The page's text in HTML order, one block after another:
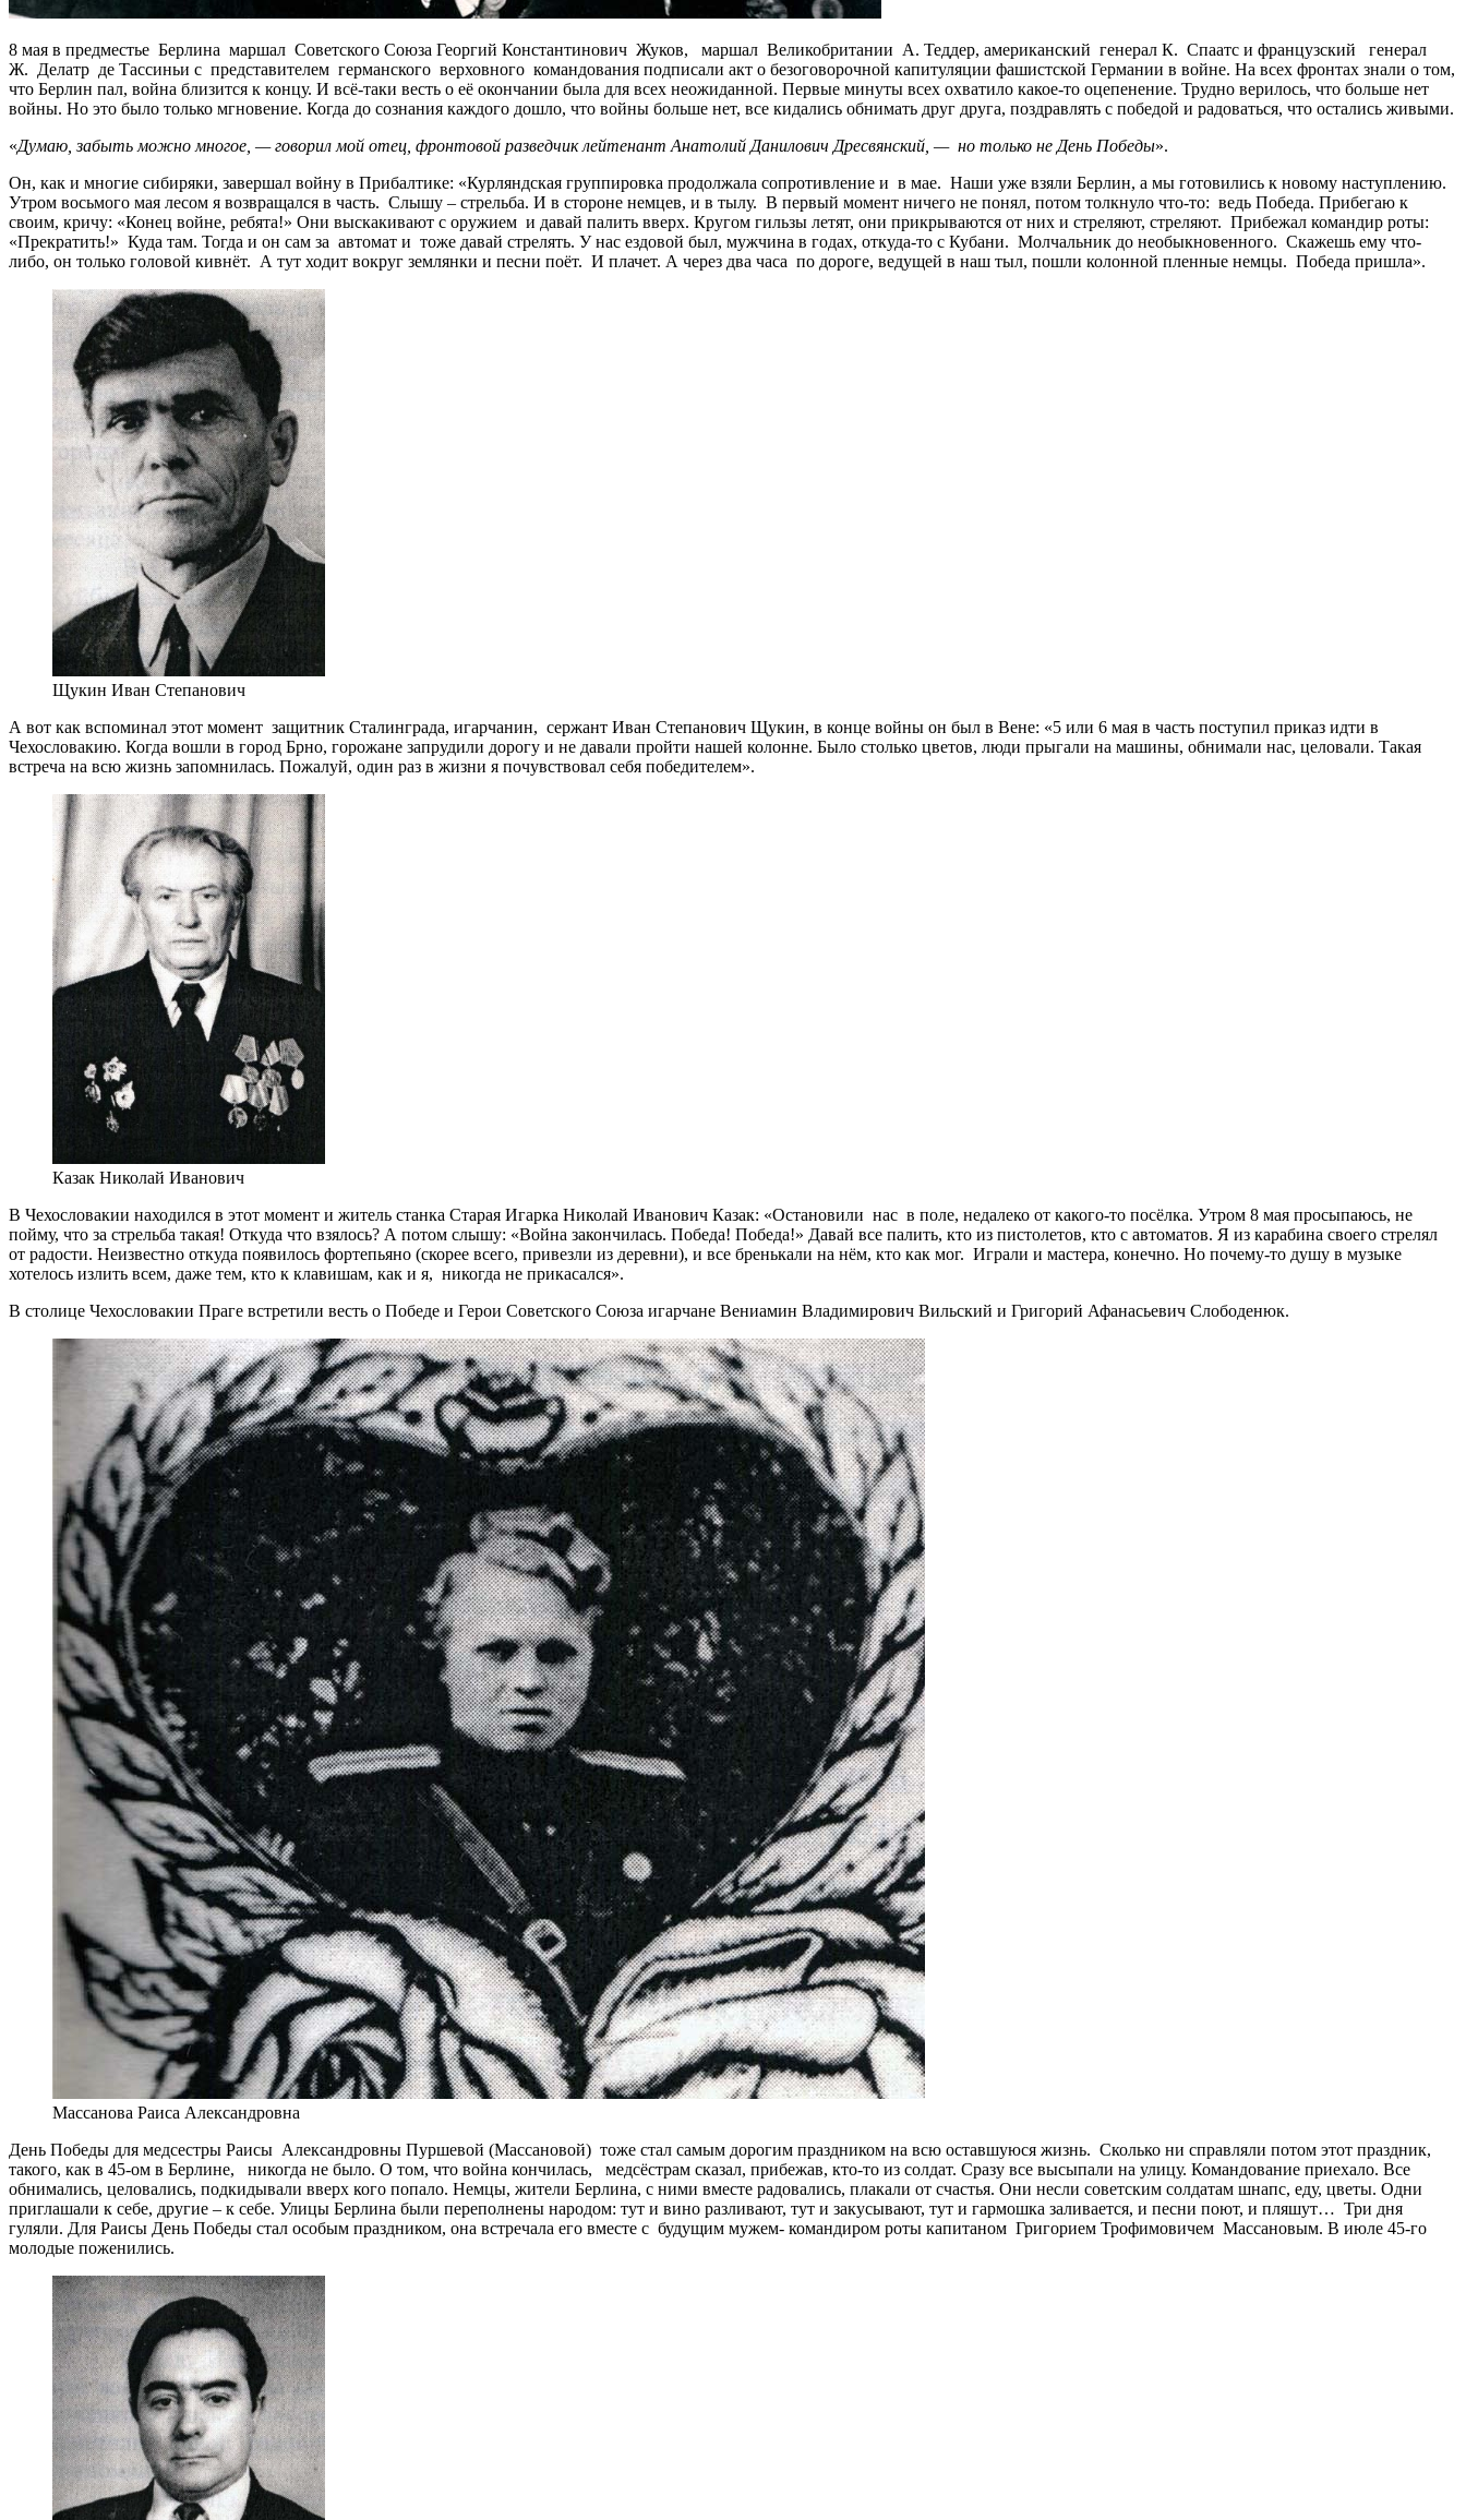
8 мая в предместье Берлина маршал Советского Союза Георгий Константинович Жуков, маршал Великобритании А. Теддер, американский генерал К. Спаатс и французский генерал
Ж. Делатр де Тассиньи с представителем германского верховного командования подписали акт о безоговорочной капитуляции фашистской Германии в войне. На всех фронтах знали о том,
что Берлин пал, война близится к концу. И всё-таки весть о её окончании была для всех неожиданной. Первые минуты всех охватило какое-то оцепенение. Трудно верилось, что больше нет
войны. Но это было только мгновение. Когда до сознания каждого дошло, что войны больше нет, все кидались обнимать друг друга, поздравлять с победой и радоваться, что остались живыми.
«Думаю, забыть можно многое, — говорил мой отец, фронтовой разведчик лейтенант Анатолий Данилович Дресвянский, — но только не День Победы».
Он, как и многие сибиряки, завершал войну в Прибалтике: «Курляндская группировка продолжала сопротивление и в мае. Наши уже взяли Берлин, а мы готовились к новому наступлению.
Утром восьмого мая лесом я возвращался в часть. Слышу – стрельба. И в стороне немцев, и в тылу. В первый момент ничего не понял, потом толкнуло что-то: ведь Победа. Прибегаю к
своим, кричу: «Конец войне, ребята!» Они выскакивают с оружием и давай палить вверх. Кругом гильзы летят, они прикрываются от них и стреляют, стреляют. Прибежал командир роты:
«Прекратить!» Куда там. Тогда и он сам за автомат и тоже давай стрелять. У нас ездовой был, мужчина в годах, откуда-то с Кубани. Молчальник до необыкновенного. Скажешь ему что-
либо, он только головой кивнёт. А тут ходит вокруг землянки и песни поёт. И плачет. А через два часа по дороге, ведущей в наш тыл, пошли колонной пленные немцы. Победа пришла».
Щукин Иван Степанович
А вот как вспоминал этот момент защитник Сталинграда, игарчанин, сержант Иван Степанович Щукин, в конце войны он был в Вене: «5 или 6 мая в часть поступил приказ идти в
Чехословакию. Когда вошли в город Брно, горожане запрудили дорогу и не давали пройти нашей колонне. Было столько цветов, люди прыгали на машины, обнимали нас, целовали. Такая
встреча на всю жизнь запомнилась. Пожалуй, один раз в жизни я почувствовал себя победителем».
Казак Николай Иванович
В Чехословакии находился в этот момент и житель станка Старая Игарка Николай Иванович Казак: «Остановили нас в поле, недалеко от какого-то посёлка. Утром 8 мая просыпаюсь, не
пойму, что за стрельба такая! Откуда что взялось? А потом слышу: «Война закончилась. Победа! Победа!» Давай все палить, кто из пистолетов, кто с автоматов. Я из карабина своего стрелял
от радости. Неизвестно откуда появилось фортепьяно (скорее всего, привезли из деревни), и все бренькали на нём, кто как мог. Играли и мастера, конечно. Но почему-то душу в музыке
хотелось излить всем, даже тем, кто к клавишам, как и я, никогда не прикасался».
В столице Чехословакии Праге встретили весть о Победе и Герои Советского Союза игарчане Вениамин Владимирович Вильский и Григорий Афанасьевич Слободенюк.
Массанова Раиса Александровна
День Победы для медсестры Раисы Александровны Пуршевой (Массановой) тоже стал самым дорогим праздником на всю оставшуюся жизнь. Сколько ни справляли потом этот праздник,
такого, как в 45-ом в Берлине, никогда не было. О том, что война кончилась, медсёстрам сказал, прибежав, кто-то из солдат. Сразу все высыпали на улицу. Командование приехало. Все
обнимались, целовались, подкидывали вверх кого попало. Немцы, жители Берлина, с ними вместе радовались, плакали от счастья. Они несли советским солдатам шнапс, еду, цветы. Одни
приглашали к себе, другие – к себе. Улицы Берлина были переполнены народом: тут и вино разливают, тут и закусывают, тут и гармошка заливается, и песни поют, и пляшут… Три дня
гуляли. Для Раисы День Победы стал особым праздником, она встречала его вместе с будущим мужем- командиром роты капитаном Григорием Трофимовичем Массановым. В июле 45-го
молодые поженились.